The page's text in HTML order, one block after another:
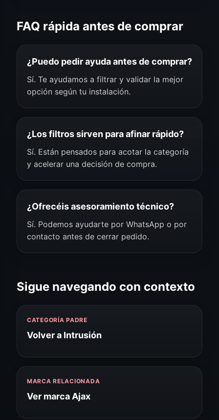
FAQ rápida antes de comprar
¿Puedo pedir ayuda antes de comprar?
Sí. Te ayudamos a filtrar y validar la mejor
opción según tu instalación.
¿Los filtros sirven para afinar rápido?
Sí. Están pensados para acotar la categoría
y acelerar una decisión de compra.
¿Ofrecéis asesoramiento técnico?
Sí. Podemos ayudarte por WhatsApp o por
contacto antes de cerrar pedido.
Sigue navegando con contexto
CATEGORÍA PADRE
Volver a Intrusión
MARCA RELACIONADA
Ver marca Ajax